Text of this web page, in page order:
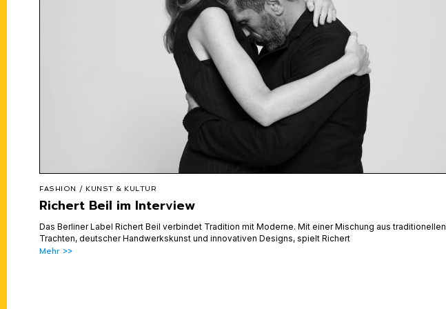
FASHION / KUNST & KULTUR
Richert Beil im Interview
Das Berliner Label Richert Beil verbindet Tradition mit Moderne. Mit einer Mischung aus traditionellen
Trachten, deutscher Handwerkskunst und innovativen Designs, spielt Richert
Mehr >>